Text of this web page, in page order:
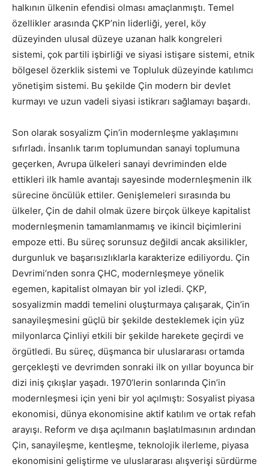
halkının ülkenin efendisi olması amaçlanmıştı. Temel
özellikler arasında ÇKP’nin liderliği, yerel, köy
düzeyinden ulusal düzeye uzanan halk kongreleri
sistemi, çok partili işbirliği ve siyasi istişare sistemi, etnik
bölgesel özerklik sistemi ve Topluluk düzeyinde katılımcı
yönetişim sistemi. Bu şekilde Çin modern bir devlet
kurmayı ve uzun vadeli siyasi istikrarı sağlamayı başardı.
Son olarak sosyalizm Çin’in modernleşme yaklaşımını
sıfırladı. İnsanlık tarım toplumundan sanayi toplumuna
geçerken, Avrupa ülkeleri sanayi devriminden elde
ettikleri ilk hamle avantajı sayesinde modernleşmenin ilk
sürecine öncülük ettiler. Genişlemeleri sırasında bu
ülkeler, Çin de dahil olmak üzere birçok ülkeye kapitalist
modernleşmenin tamamlanmamış ve ikincil biçimlerini
empoze etti. Bu süreç sorunsuz değildi ancak aksilikler,
durgunluk ve başarısızlıklarla karakterize ediliyordu. Çin
Devrimi’nden sonra ÇHC, modernleşmeye yönelik
egemen, kapitalist olmayan bir yol izledi. ÇKP,
sosyalizmin maddi temelini oluşturmaya çalışarak, Çin’in
sanayileşmesini güçlü bir şekilde desteklemek için yüz
milyonlarca Çinliyi etkili bir şekilde harekete geçirdi ve
örgütledi. Bu süreç, düşmanca bir uluslararası ortamda
gerçekleşti ve devrimden sonraki ilk on yıllar boyunca bir
dizi iniş çıkışlar yaşadı. 1970’lerin sonlarında Çin’in
modernleşmesi için yeni bir yol açılmıştı: Sosyalist piyasa
ekonomisi, dünya ekonomisine aktif katılım ve ortak refah
arayışı. Reform ve dışa açılmanın başlatılmasının ardından
Çin, sanayileşme, kentleşme, teknolojik ilerleme, piyasa
ekonomisini geliştirme ve uluslararası alışverişi sürdürme